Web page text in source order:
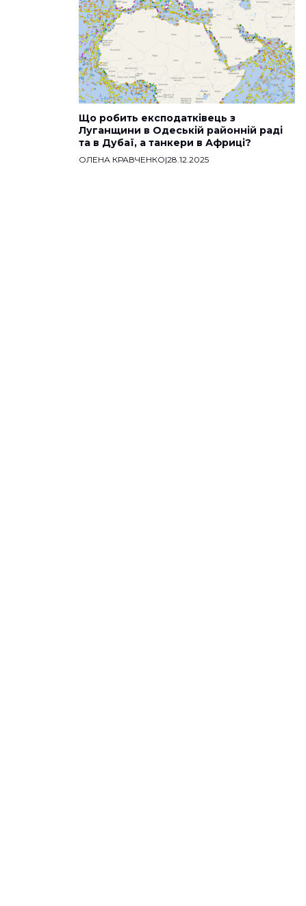
Що робить експодатківець з
Луганщини в Одеській районній раді
та в Дубаї, а танкери в Африці?
ОЛЕНА КРАВЧЕНКО|28.12.2025